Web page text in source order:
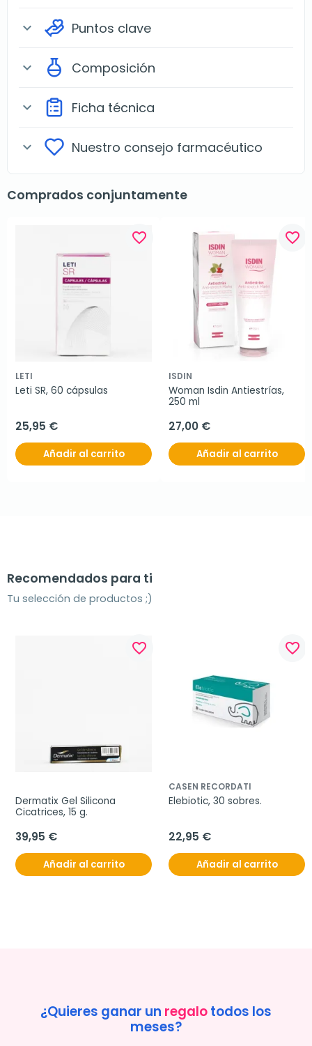
expand_more Puntos clave
expand_more Composición
expand_more Ficha técnica
expand_more Nuestro consejo farmacéutico
Comprados conjuntamente
favorite_border
LETI
Leti SR, 60 cápsulas
25,95 €
Añadir al carrito
favorite_border
ISDIN
Woman Isdin Antiestrías,
250 ml
27,00 €
Añadir al carrito
Recomendados para ti
Tu selección de productos ;)
favorite_border
Dermatix Gel Silicona
Cicatrices, 15 g.
39,95 €
Añadir al carrito
favorite_border
CASEN RECORDATI
Elebiotic, 30 sobres.
22,95 €
Añadir al carrito
¿Quieres ganar un regalotodos los
meses?